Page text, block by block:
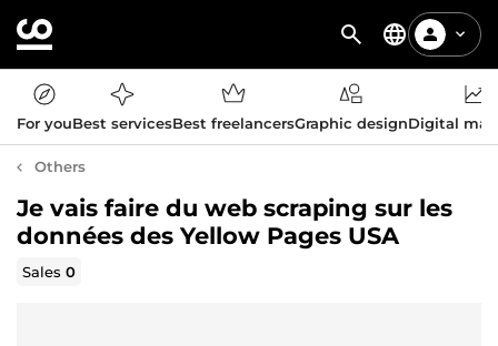
For youBest servicesBest freelancersGraphic designDigital
Others
Je vais faire du web scraping sur les
données des Yellow Pages USA
Sales0